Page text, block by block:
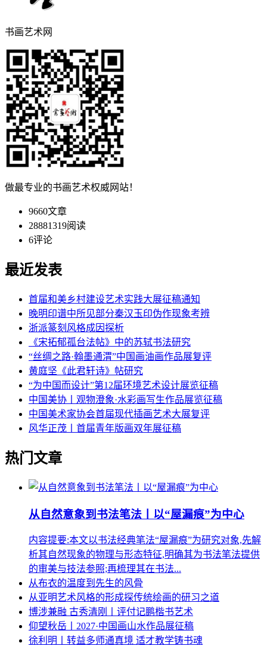
书画艺术网
做最专业的书画艺术权威网站！
9660文章
28881319阅读
6评论
最近发表
首届和美乡村建设艺术实践大展征稿通知
晚明印谱中所见部分秦汉玉印伪作现象考辨
浙派篆刻风格成因探析
《宋拓郁孤台法帖》中的苏轼书法研究
“丝绸之路·翰墨通渭”中国画油画作品展复评
黄庭坚《此君轩诗》帖研究
“为中国而设计”第12届环境艺术设计展览征稿
中国美协丨观物澄象·水彩画写生作品展览征稿
中国美术家协会首届现代插画艺术大展复评
风华正茂丨首届青年版画双年展征稿
热门文章
从自然意象到书法笔法丨以“屋漏痕”为中心
内容提要:本文以书法经典笔法“屋漏痕”为研究对象,先解
析其自然现象的物理与形态特征,明确其为书法笔法提供
的审美与技法参照;再梳理其在书法...
从布衣的温度到先生的风骨
从亚明艺术风格的形成探传统绘画的研习之道
博涉兼融 古秀清刚丨评付记鹏楷书艺术
仰望秋岳丨2027·中国画山水作品展征稿
徐利明丨转益多师通真境 适才教学铸书魂